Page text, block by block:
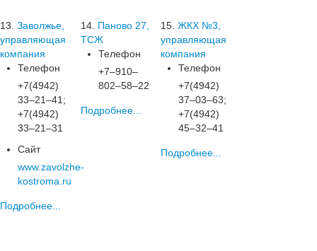
13. Заволжье,
управляющая
компания
Телефон
+7(4942)
33‒21‒41;
+7(4942)
33‒21‒31
Сайт
www.zavolzhe-
kostroma.ru
Подробнее...
14. Паново 27,
ТСЖ
Телефон
+7‒910‒
802‒58‒22
Подробнее...
15. ЖКХ №3,
управляющая
компания
Телефон
+7(4942)
37‒03‒63;
+7(4942)
45‒32‒41
Подробнее...